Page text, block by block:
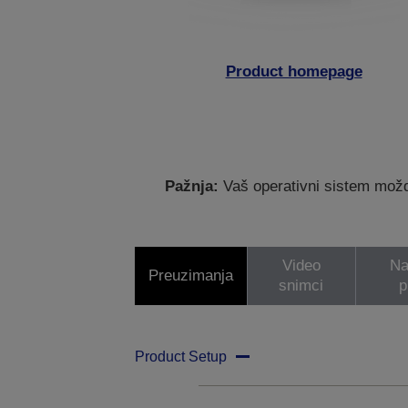
Product homepage
Pažnja: Vaš operativni sistem
Preuzimanja
Video
snimci
Product Setup